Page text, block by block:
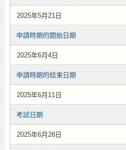
2025年5月21日
申請時期的開始日期
2025年6月4日
申請時期的結束日期
2025年6月11日
考試日期
2025年6月28日